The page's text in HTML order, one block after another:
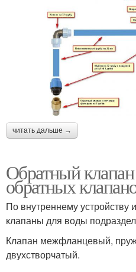
читать дальше →
Обратный
обратных
По внутреннему устройству
клапаны для воды
Клапан межфланцевый,
двухстворчатый.